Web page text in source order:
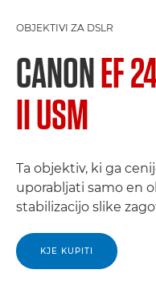
OBJEKTIVI ZA DSLR
CANONEF
II USM
Ta objektiv, ki ga
uporabljati samo en
stabilizacijo slike
KJE KUPITI